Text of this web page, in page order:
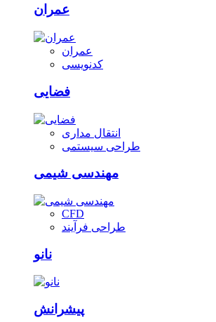
عمران
عمران
کدنویسی
فضایی
انتقال مداری
طراحی سیستمی
مهندسی شیمی
CFD
طراحی فرآیند
نانو
پیشرانش